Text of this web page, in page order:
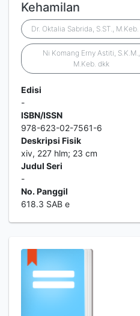
Kehamilan
Dr. Oktalia Sabrida, S.ST., M.Keb.
Ni Komang Erny Astiti, S.K.M.,
M.Keb. dkk
Edisi
-
ISBN/ISSN
978-623-02-7561-6
Deskripsi Fisik
xiv, 227 hlm; 23 cm
Judul Seri
-
No. Panggil
618.3 SAB e